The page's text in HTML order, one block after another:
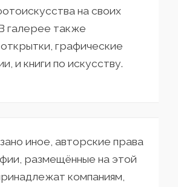
на своих
галерее также
графические
и книги по искусству.
иное, авторские права
размещённые на этой
компаниям,